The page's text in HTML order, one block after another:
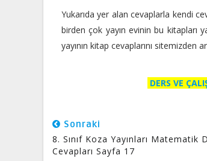
Yukarıda yer alan cevaplarla kendi
birden çok yayın evinin bu kitapları
yayının kitap cevaplarını sitemizden
DERS VE
Sonraki
8. Sınıf Koza Yayınları Matematik
Cevapları Sayfa 17